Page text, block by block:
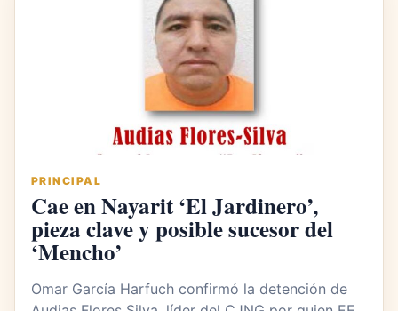
PRINCIPAL
Cae en Nayarit ‘El Jardinero’,
pieza clave y posible sucesor del
‘Mencho’
Omar García Harfuch confirmó la detención de